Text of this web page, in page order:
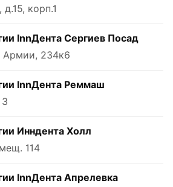
корп.1
InnДента Сергиев Посад
Армии, 234к6
InnДента Реммаш
Инндента Холл
114
InnДента Апрелевка